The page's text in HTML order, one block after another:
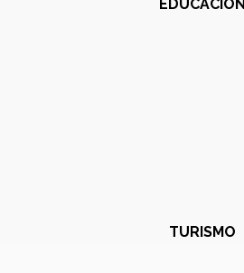
EDUCACIÓN
TURISMO